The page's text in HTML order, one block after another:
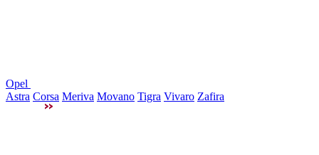
Opel
Astra Corsa Meriva Movano Tigra Vivaro Zafira